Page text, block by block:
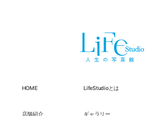
HOME LifeStudioとは
店舗紹介 ギャラリー